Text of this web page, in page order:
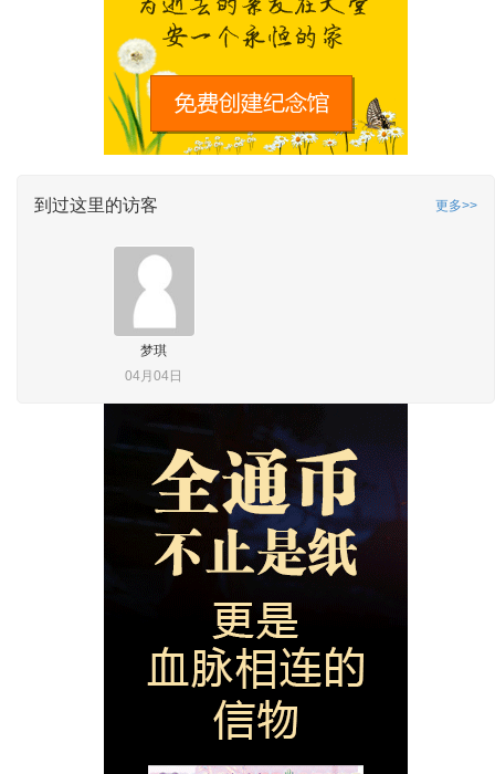
到过这里的访客 更多>>
梦琪
04月04日